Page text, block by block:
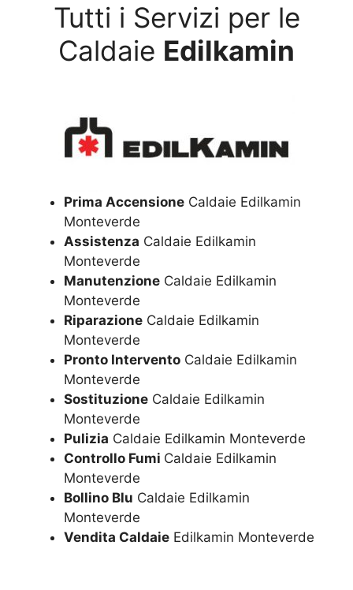
Tutti i Servizi per le
Caldaie Edilkamin
Prima Accensione Caldaie Edilkamin
Monteverde
Assistenza Caldaie Edilkamin
Monteverde
Manutenzione Caldaie Edilkamin
Monteverde
Riparazione Caldaie Edilkamin
Monteverde
Pronto Intervento Caldaie Edilkamin
Monteverde
Sostituzione Caldaie Edilkamin
Monteverde
Pulizia Caldaie Edilkamin Monteverde
Controllo Fumi Caldaie Edilkamin
Monteverde
Bollino Blu Caldaie Edilkamin
Monteverde
Vendita Caldaie Edilkamin Monteverde